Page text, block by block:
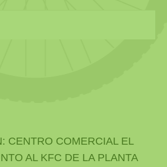
CENTRO COMERCIAL EL
AL KFC DE LA PLANTA